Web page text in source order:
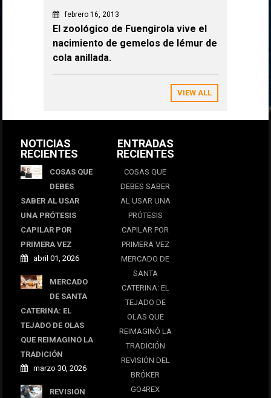
febrero 16, 2013
El zoológico de Fuengirola vive el
nacimiento de gemelos de lémur de
cola anillada.
VIEW ALL
NOTICIAS
RECIENTES
COSAS QUE
DEBES
SABER AL USAR
UNA PRÓTESIS
CAPILAR POR
PRIMERA VEZ
abril 01, 2026
MERCADO
DE SANTA
CATERINA: EL
TEJADO DE OLAS
QUE REIMAGINÓ LA
TRADICIÓN
marzo 30, 2026
REVISIÓN
ENTRADAS
RECIENTES
COSAS QUE
DEBES SABER
AL USAR UNA
PRÓTESIS
CAPILAR POR
PRIMERA VEZ
MERCADO DE
SANTA
CATERINA: EL
TEJADO DE
OLAS QUE
REIMAGINÓ LA
TRADICIÓN
REVISIÓN DEL
BRÓKER
GO4REX